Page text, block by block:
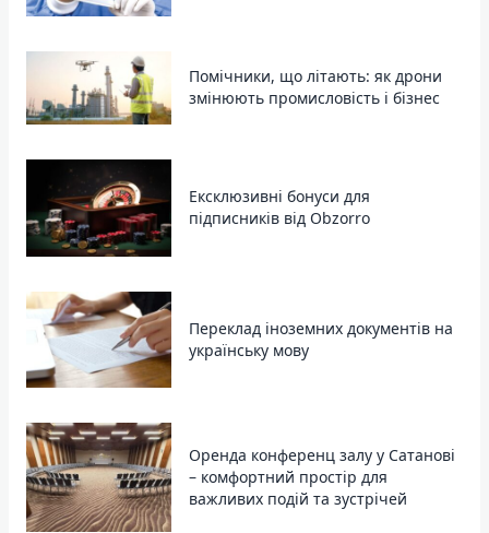
Помічники, що літають: як дрони
змінюють промисловість і бізнес
Ексклюзивні бонуси для
підписників від Obzorro
Переклад іноземних документів на
українську мову
Оренда конференц залу у Сатанові
– комфортний простір для
важливих подій та зустрічей